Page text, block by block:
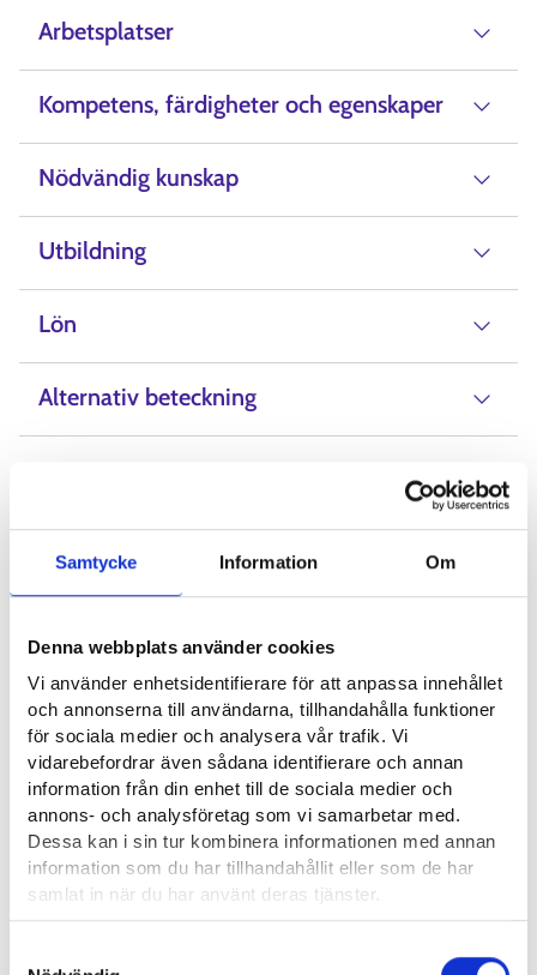
Samtycke Information Om
Denna webbplats använder cookies
Vi använder enhetsidentifierare för att anpassa innehållet
och annonserna till användarna, tillhandahålla funktioner
för sociala medier och analysera vår trafik. Vi
vidarebefordrar även sådana identifierare och annan
information från din enhet till de sociala medier och
annons- och analysföretag som vi samarbetar med.
Dessa kan i sin tur kombinera informationen med annan
information som du har tillhandahållit eller som de har
samlat in när du har använt deras tjänster.
Arbetsplatser
Kompetens, färdigheter och egenskaper
Nödvändig kunskap
Utbildning
Lön
Alternativ beteckning
Suomen Urheiluliitto SUL ry ⁠
Yrkesområde
Servicebransch
Intervjuer
Idrottstränare